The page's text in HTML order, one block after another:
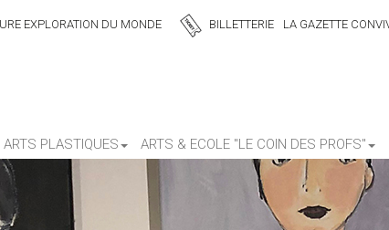
EXPLORATION DU MONDE BILLETTERIE LA GAZETTE
ARTS PLASTIQUES ARTS & ECOLE "LE COIN DES PROFS"